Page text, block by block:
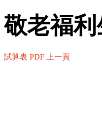
敬老福
試算表 PDF 上一頁